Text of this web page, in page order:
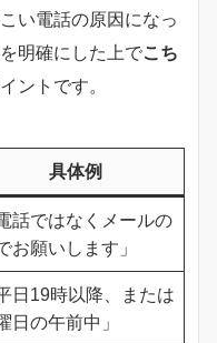
い電話の原因になっ
明確にした上でこち
ントです。
具体例
話ではなくメールの
お願いします」
日19時以降、または
日の午前中」